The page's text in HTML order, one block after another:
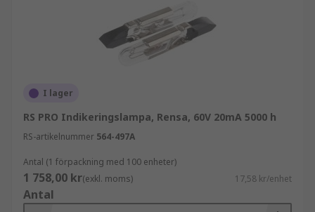
I lager
RS PRO Indikeringslampa, Rensa, 60V 20mA 5000 h
RS-artikelnummer 564-497A
Antal (1 förpackning med 100 enheter)
1 758,00 kr(exkl. moms) 17,58 kr/enhet
Antal